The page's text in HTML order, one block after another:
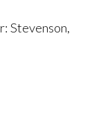
Stevenson,